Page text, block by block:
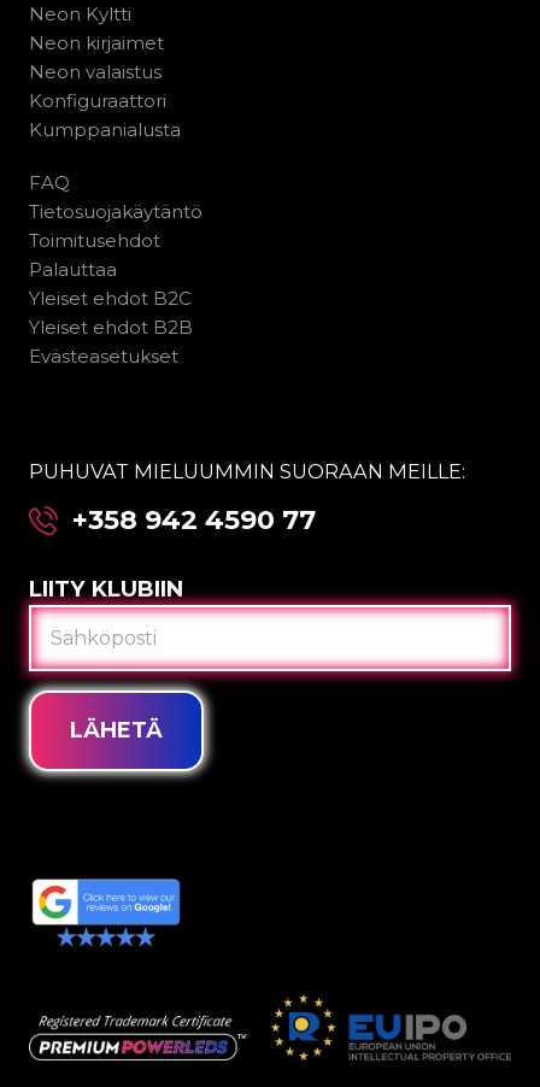
Neon Kyltti
Neon kirjaimet
Neon valaistus
Konfiguraattori
Kumppanialusta
FAQ
Tietosuojakäytäntö
Toimitusehdot
Palauttaa
Yleiset ehdot B2C
Yleiset ehdot B2B
Evästeasetukset
PUHUVAT MIELUUMMIN SUORAAN MEILLE:
+358 942 4590 77
LIITY KLUBIIN
SÄHKÖPOSTI
LÄHETÄ